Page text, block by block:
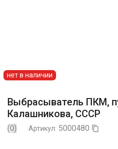
нет в наличии
Выбрасыватель ПКМ,
Калашникова, СССР
(0) Артикул: 5000480 